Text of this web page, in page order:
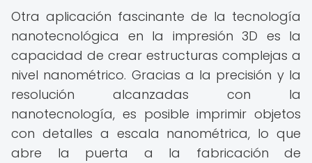
Otra aplicación fascinante de la tecnología
nanotecnológica en la impresión 3D es la
capacidad de crear estructuras complejas a
nivel nanométrico. Gracias a la precisión y la
resolución alcanzadas con la
nanotecnología, es posible imprimir objetos
con detalles a escala nanométrica, lo que
abre la puerta a la fabricación de